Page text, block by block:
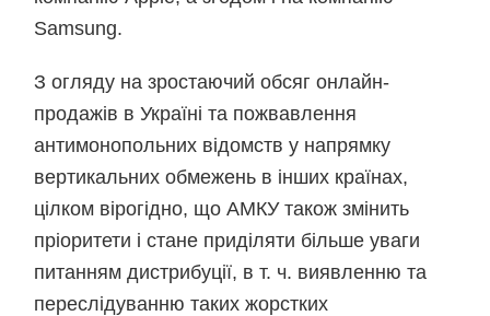
Samsung.
З огляду на зростаючий обсяг онлайн-
продажів в Україні та пожвавлення
антимонопольних відомств у напрямку
вертикальних обмежень в інших країнах,
цілком вірогідно, що АМКУ також змінить
пріоритети і стане приділяти більше уваги
питанням дистрибуції, в т. ч. виявленню та
переслідуванню таких жорстких